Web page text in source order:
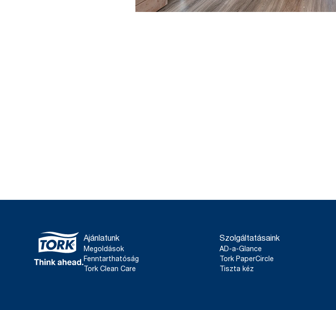
Ajánlatunk
Megoldások
Fenntarthatóság
Tork Clean Care
Szolgáltatásaink
AD-a-Glance
Tork PaperCircle
Tiszta kéz